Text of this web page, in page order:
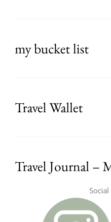
my bucket list
Travel Wallet
Travel Journal –